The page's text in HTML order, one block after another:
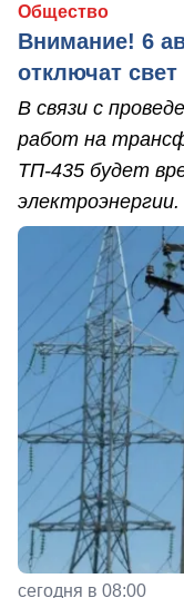
Общество
Внимание! 6
отключат свет
В связи с
работ на
ТП-435 будет
электроэнергии.
сегодня в 08:00